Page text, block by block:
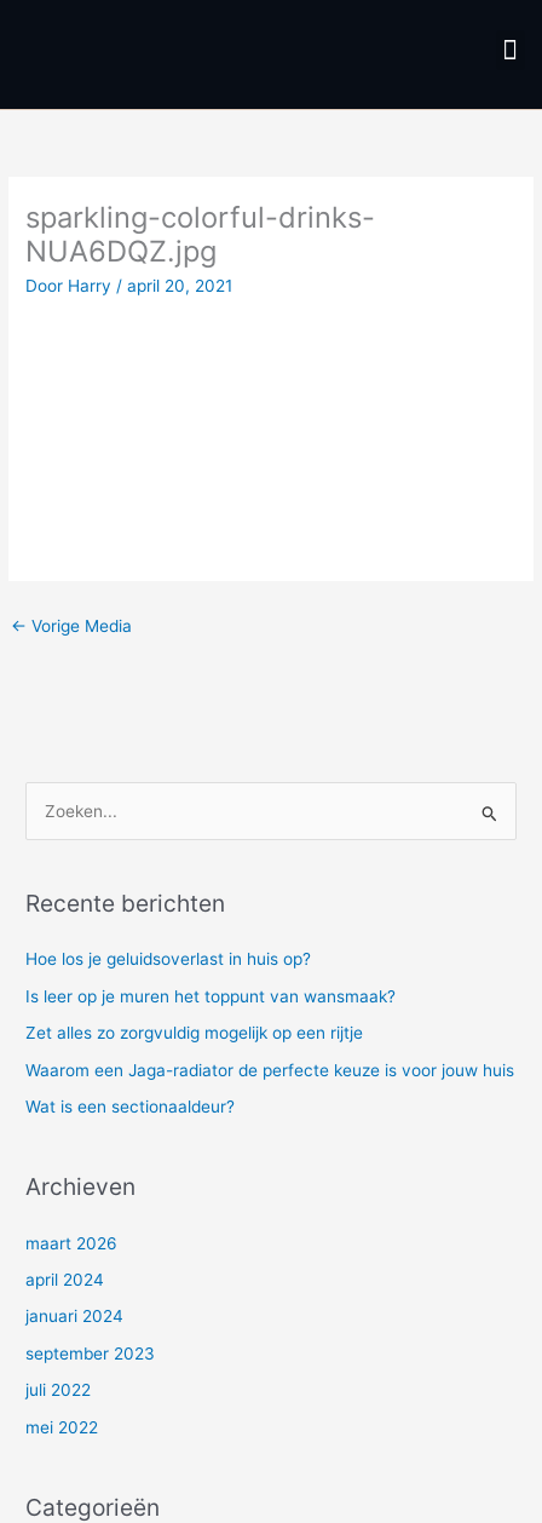
sparkling-colorful-drinks-
NUA6DQZ.jpg
Door Harry /april 20, 2021
← Vorige Media
k
a
a
r
Recente berichten
Hoe los je geluidsoverlast in huis op?
Is leer op je muren het toppunt van wansmaak?
Zet alles zo zorgvuldig mogelijk op een rijtje
Waarom een Jaga-radiator de perfecte keuze is voor jouw huis
Wat is een sectionaaldeur?
Archieven
maart 2026
april 2024
januari 2024
september 2023
juli 2022
mei 2022
Categorieën